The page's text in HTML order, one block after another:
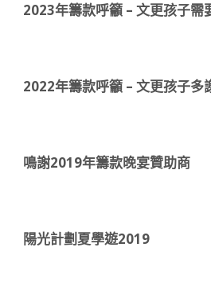
2023年籌款呼籲 – 文更孩子需
2022年籌款呼籲 – 文更孩子多
鳴謝2019年籌款晚宴贊助商
陽光計劃夏學遊2019